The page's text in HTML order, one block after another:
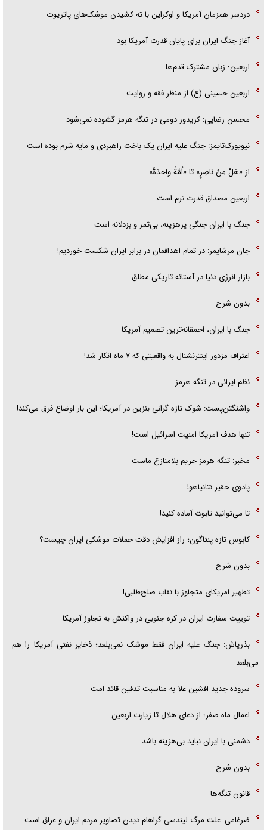
دردسر همزمان آمریکا و اوکراین با ته کشیدن موشک‌های پاتریوت
آغاز جنگ ایران برای پایان قدرت آمریکا بود
اربعین؛ زبان مشترک قدم‌ها
اربعین حسینی (ع) از منظر فقه و روایت
محسن رضایی: کریدور دومی در تنگه هرمز گشوده نمی‌شود
نیویورک‌تایمز: جنگ علیه ایران یک باخت راهبردی و مایه شرم بوده است
از «هَلْ مِنْ ناصِرٍ» تا «اُمَّةً واحِدَةً»
اربعین مصداق قدرت نرم است
جنگ با ایران جنگی پرهزینه، بی‌ثمر و بزدلانه است
جان مرشایمر: در تمام اهدافمان در برابر ایران شکست خوردیم!
بازار انرژی دنیا در آستانه تاریکی مطلق
بدون شرح
جنگ با ایران، احمقانه‌ترین تصمیم آمریکا
اعتراف مزدور اینترنشنال به واقعیتی که ۷ ماه انکار شد!
نظم ایرانی در تنگه هرمز
واشنگتن‌پست: شوک تازه گرانی بنزین در آمریکا؛ این بار اوضاع فرق می‌کند!
تنها هدف آمریکا امنیت اسرائیل است!
مخبر: تنگه هرمز حریم بلامنازع ماست
پادوی حقیر نتانیاهو!
تا می‌توانید تابوت آماده کنید!
کابوس تازه پنتاگون؛ راز افزایش دقت حملات موشکی ایران چیست؟
بدون شرح
تطهیر امریکای متجاوز با نقاب صلح‌طلبی!
توییت سفارت ایران در کره جنوبی در واکنش به تجاوز آمریکا
بذرپاش: ‏جنگ علیه ایران فقط موشک نمی‌بلعد؛ ذخایر نفتی آمریکا را هم
می‌بلعد
سروده جدید افشین علا به مناسبت تدفین قائد امت
اعمال ماه صفر؛ از دعای هلال تا زیارت اربعین
دشمنی با ایران نباید بی‌هزینه باشد
بدون شرح
قانون تنگه‌ها
ضرغامی: علت مرگ لیندسی گراهام دیدن تصاویر مردم ایران و عراق است